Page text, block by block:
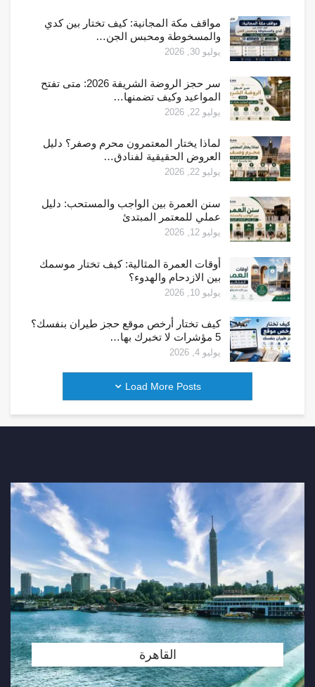
مواقف مكة المجانية: كيف تختار بين كدي
والمسخوطة ومحبس الجن…
يوليو 30, 2026
سر حجز الروضة الشريفة 2026: متى تفتح
المواعيد وكيف تضمنها…
يوليو 22, 2026
لماذا يختار المعتمرون محرم وصفر؟ دليل
العروض الحقيقية لفنادق…
يوليو 22, 2026
سنن العمرة بين الواجب والمستحب: دليل
عملي للمعتمر المبتدئ
يوليو 12, 2026
أوقات العمرة المثالية: كيف تختار موسمك
بين الازدحام والهدوء؟
يوليو 10, 2026
كيف تختار أرخص موقع حجز طيران بنفسك؟
5 مؤشرات لا تخبرك بها…
يوليو 4, 2026
Load More Posts
القاهرة